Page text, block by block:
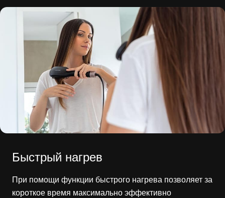
Быстрый нагрев
При помощи функции быстрого нагрева позволяет за
короткое время максимально эффективно